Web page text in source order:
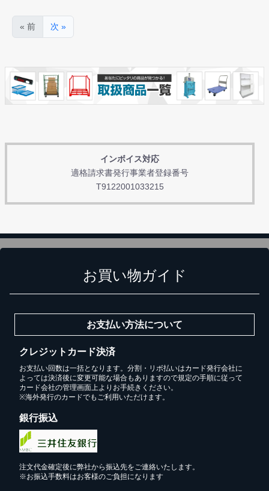
インボイス対応
適格請求書発行事業者登録番号
T9122001033215
« 前 次 »
お買い物ガイド
お支払い方法について
クレジットカード決済
お支払い回数は一括となります。分割・リボ払いはカード発行会社に
よっては決済後に変更可能な場合もありますので規定の手順に従って
カード会社の管理画面上よりお手続きください。
※海外発行のカードでもご利用いただけます。
銀行振込
注文代金確定後に弊社から振込先をご連絡いたします。
※お振込手数料はお客様のご負担になります